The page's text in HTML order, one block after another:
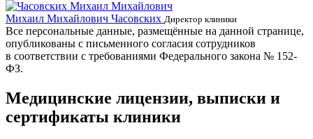
Михаил Михайлович Часовских Директор клиники
Все персональные данные, размещённые на данной странице,
опубликованы с письменного согласия сотрудников
в соответствии с требованиями Федерального закона № 152-
ФЗ.
Медицинские лицензии, выписки и
сертификаты клиники